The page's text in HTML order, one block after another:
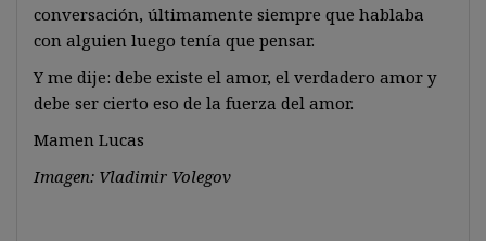
conversación, últimamente siempre que hablaba
con alguien luego tenía que pensar.
Y me dije: debe existe el amor, el verdadero amor y
debe ser cierto eso de la fuerza del amor.
Mamen Lucas
Imagen: Vladimir Volegov